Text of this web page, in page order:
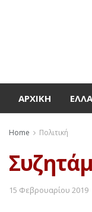
ΑΡΧΙΚΉ
Home Πολιτική
15 Φεβρουαρίου 2019